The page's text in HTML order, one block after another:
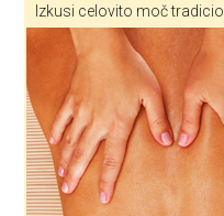
Izkusi celovito moč